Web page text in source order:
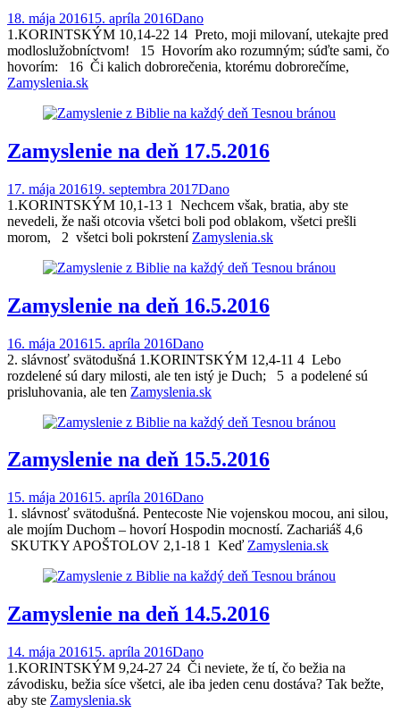
18. mája 201615. apríla 2016Dano
1.KORINTSKÝM 10,14-22 14 Preto, moji milovaní, utekajte pred
modloslužobníctvom! 15 Hovorím ako rozumným; súďte sami, čo
hovorím: 16 Či kalich dobrorečenia, ktorému dobrorečíme,
Zamyslenia.sk
Zamyslenie na deň 17.5.2016
17. mája 201619. septembra 2017Dano
1.KORINTSKÝM 10,1-13 1 Nechcem však, bratia, aby ste
nevedeli, že naši otcovia všetci boli pod oblakom, všetci prešli
morom, 2 všetci boli pokrstení Zamyslenia.sk
Zamyslenie na deň 16.5.2016
16. mája 201615. apríla 2016Dano
2. slávnosť svätodušná 1.KORINTSKÝM 12,4-11 4 Lebo
rozdelené sú dary milosti, ale ten istý je Duch; 5 a podelené sú
prisluhovania, ale ten Zamyslenia.sk
Zamyslenie na deň 15.5.2016
15. mája 201615. apríla 2016Dano
1. slávnosť svätodušná. Pentecoste Nie vojenskou mocou, ani silou,
ale mojím Duchom – hovorí Hospodin mocností. Zachariáš 4,6
SKUTKY APOŠTOLOV 2,1-18 1 Keď Zamyslenia.sk
Zamyslenie na deň 14.5.2016
14. mája 201615. apríla 2016Dano
1.KORINTSKÝM 9,24-27 24 Či neviete, že tí, čo bežia na
závodisku, bežia síce všetci, ale iba jeden cenu dostáva? Tak bežte,
aby ste Zamyslenia.sk